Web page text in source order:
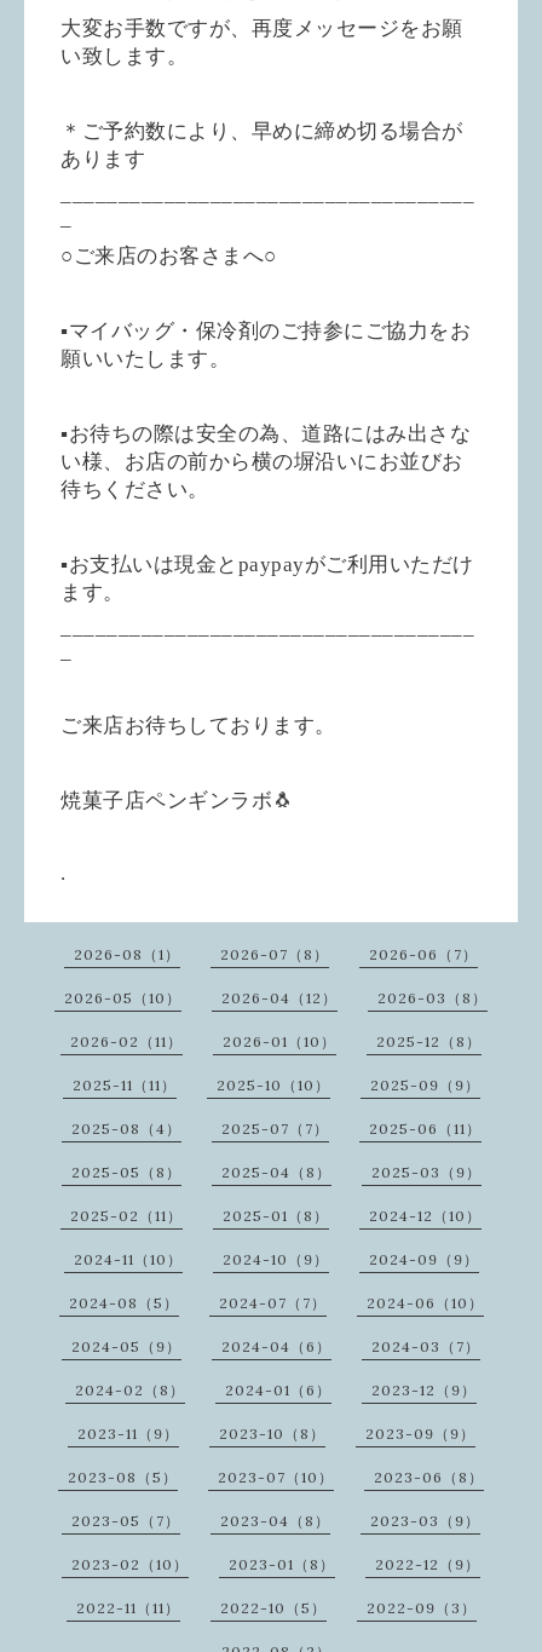
大変お手数ですが、再度メッセージをお願
い致します。
＊ご予約数により、早めに締め切る場合が
あります
○ご来店のお客さまへ○
▪︎マイバッグ・保冷剤のご持参にご協力をお
願いいたします。
▪︎お待ちの際は安全の為、道路にはみ出さな
い様、お店の前から横の塀沿いにお並びお
待ちください。
▪︎お支払いは現金とpaypayがご利用いただけ
ます。
ご来店お待ちしております。
焼菓子店ペンギンラボ🐧
.
2026-08（1） 2026-07（8） 2026-06（7）
2026-05（10） 2026-04（12） 2026-03（8）
2026-02（11） 2026-01（10） 2025-12（8）
2025-11（11） 2025-10（10） 2025-09（9）
2025-08（4） 2025-07（7） 2025-06（11）
2025-05（8） 2025-04（8） 2025-03（9）
2025-02（11） 2025-01（8） 2024-12（10）
2024-11（10） 2024-10（9） 2024-09（9）
2024-08（5） 2024-07（7） 2024-06（10）
2024-05（9） 2024-04（6） 2024-03（7）
2024-02（8） 2024-01（6） 2023-12（9）
2023-11（9） 2023-10（8） 2023-09（9）
2023-08（5） 2023-07（10） 2023-06（8）
2023-05（7） 2023-04（8） 2023-03（9）
2023-02（10） 2023-01（8） 2022-12（9）
2022-11（11） 2022-10（5） 2022-09（3）